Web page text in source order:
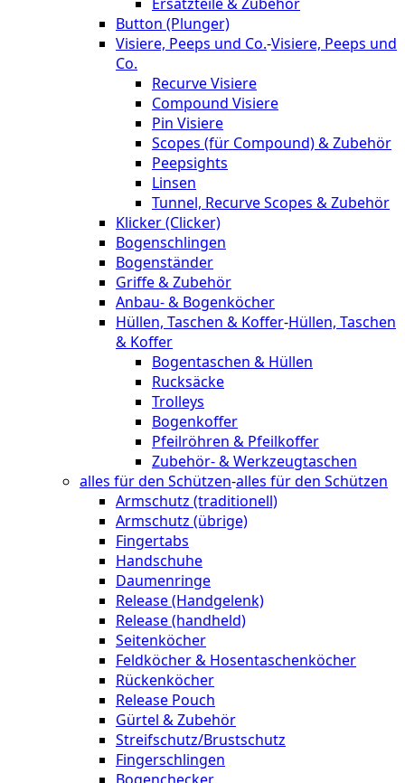
Button (Plunger)
Visiere, Peeps und Co.-Visiere, Peeps und
Co.
Recurve Visiere
Compound Visiere
Pin Visiere
Scopes (für Compound) & Zubehör
Peepsights
Linsen
Tunnel, Recurve Scopes & Zubehör
Klicker (Clicker)
Bogenschlingen
Bogenständer
Griffe & Zubehör
Anbau- & Bogenköcher
Hüllen, Taschen & Koffer-Hüllen, Taschen
& Koffer
Bogentaschen & Hüllen
Rucksäcke
Trolleys
Bogenkoffer
Pfeilröhren & Pfeilkoffer
Zubehör- & Werkzeugtaschen
alles für den Schützen-alles für den Schützen
Armschutz (traditionell)
Armschutz (übrige)
Fingertabs
Handschuhe
Daumenringe
Release (Handgelenk)
Release (handheld)
Seitenköcher
Feldköcher & Hosentaschenköcher
Rückenköcher
Release Pouch
Gürtel & Zubehör
Streifschutz/Brustschutz
Fingerschlingen